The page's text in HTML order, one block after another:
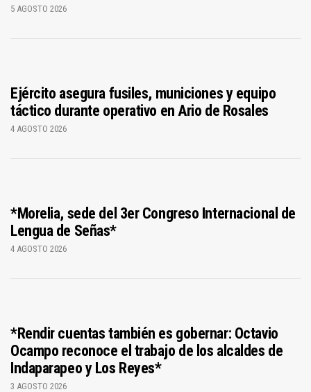
5 AGOSTO 2026
Ejército asegura fusiles, municiones y equipo
táctico durante operativo en Ario de Rosales
4 AGOSTO 2026
*Morelia, sede del 3er Congreso Internacional de
Lengua de Señas*
4 AGOSTO 2026
*Rendir cuentas también es gobernar: Octavio
Ocampo reconoce el trabajo de los alcaldes de
Indaparapeo y Los Reyes*
3 AGOSTO 2026